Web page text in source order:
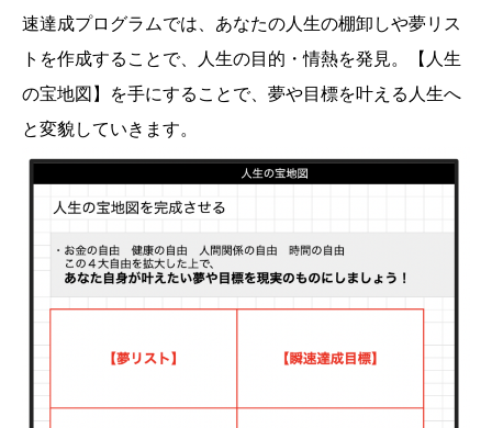
速達成プログラムでは、あなたの人生の棚卸しや夢リス
トを作成することで、人生の目的・情熱を発見。【人生
の宝地図】を手にすることで、夢や目標を叶える人生へ
と変貌していきます。